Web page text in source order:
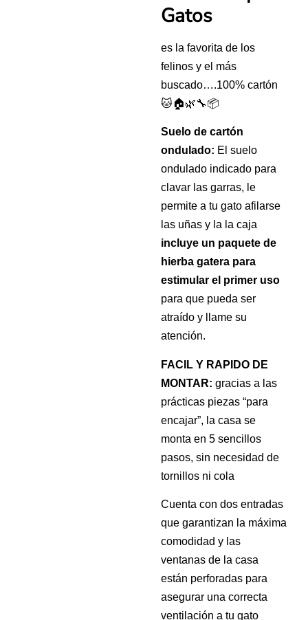
Gatos
es la favorita de los
felinos y el más
buscado….100% cartón
🐱🏠🌿🔧📦
Suelo de cartón
ondulado: El suelo
ondulado indicado para
clavar las garras, le
permite a tu gato afilarse
las uñas y la la caja
incluye un paquete de
hierba gatera para
estimular el primer uso
para que pueda ser
atraído y llame su
atención.
FACIL Y RAPIDO DE
MONTAR: gracias a las
prácticas piezas “para
encajar”, la casa se
monta en 5 sencillos
pasos, sin necesidad de
tornillos ni cola
Cuenta con dos entradas
que garantizan la máxima
comodidad y las
ventanas de la casa
están perforadas para
asegurar una correcta
ventilación a tu gato